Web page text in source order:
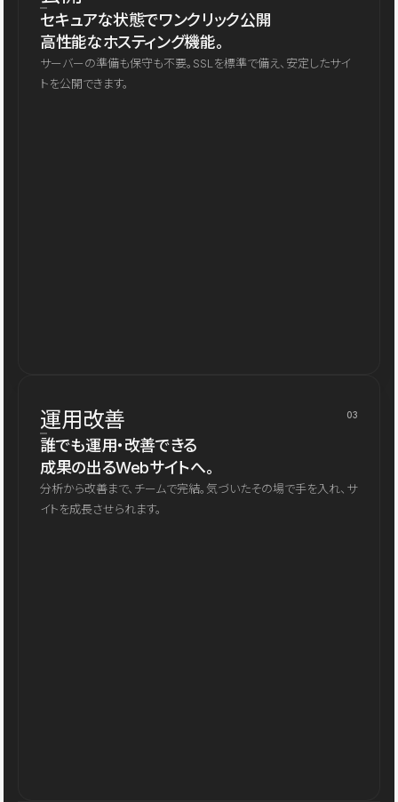
セキュアな状態でワンクリック公開
高性能なホスティング機能。
サーバーの準備も保守も不要。SSLを標準で備え、安定したサイ
トを公開できます。
運用改善 03
誰でも運用・改善できる
成果の出るWebサイトへ。
分析から改善まで、チームで完結。気づいたその場で手を入れ、サ
イトを成長させられます。